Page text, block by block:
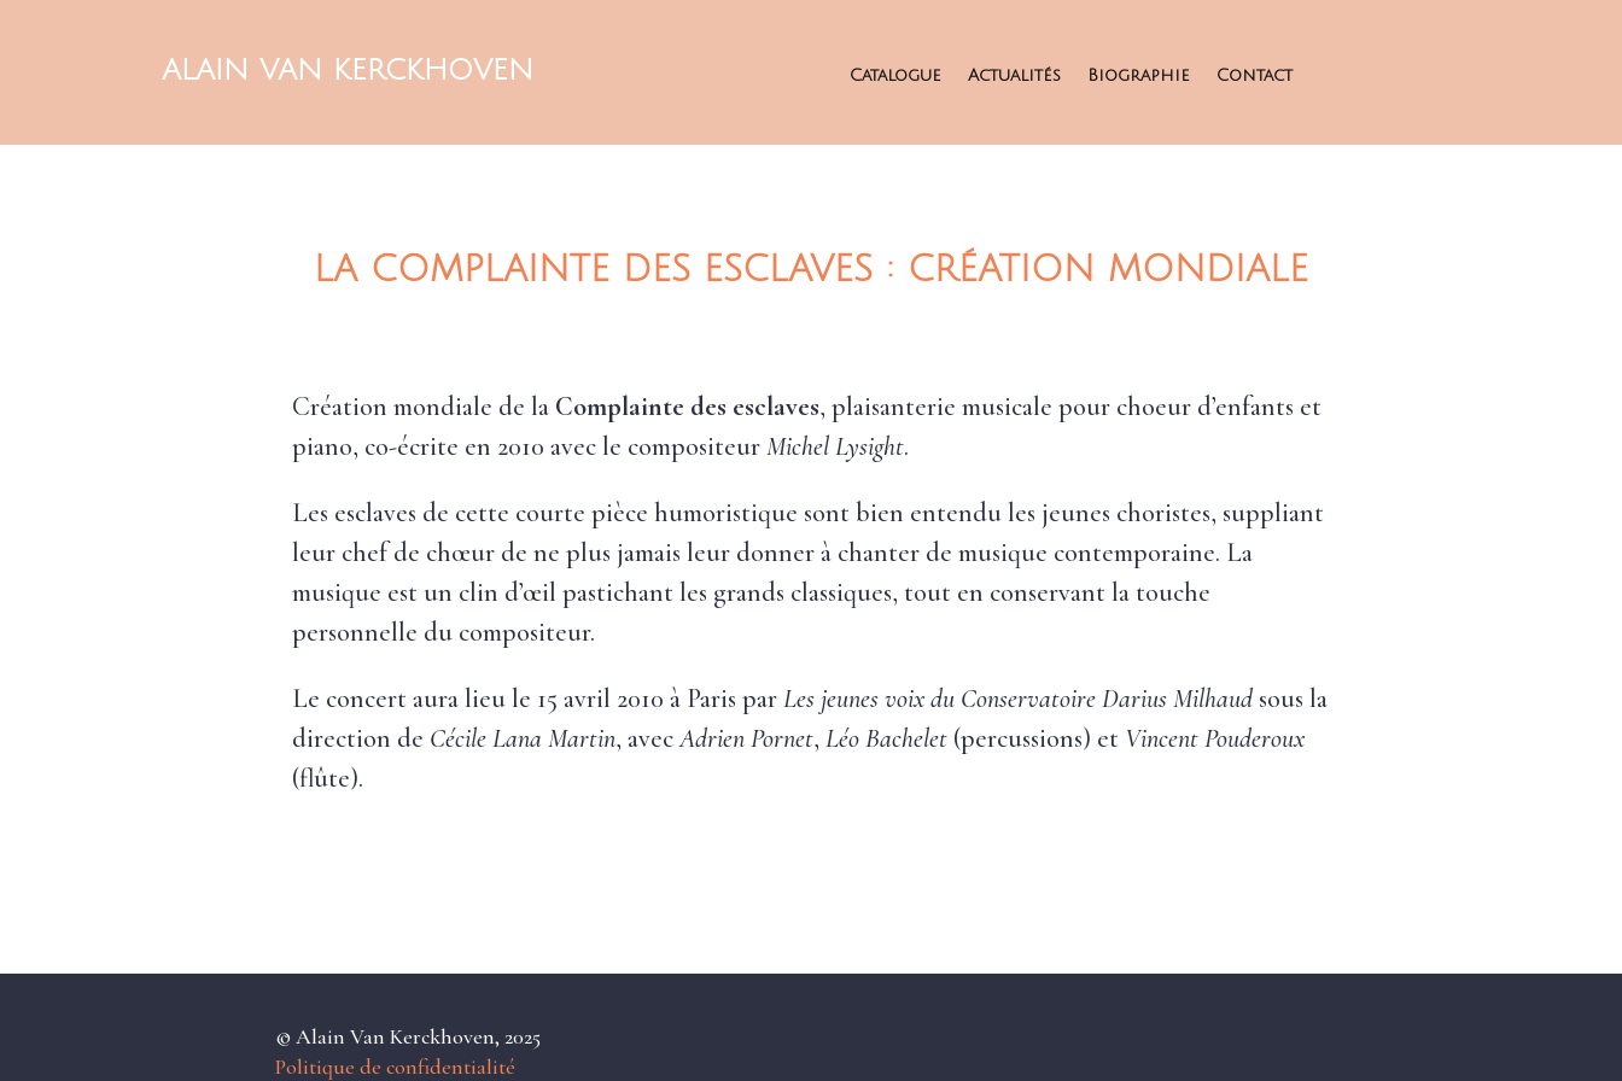
ALAIN VAN KERCKHOVEN Catalogue Actualités Biographie Contact
LA COMPLAINTE DES ESCLAVES : CRÉATION MONDIALE
Création mondiale de la Complainte des esclaves, plaisanterie musicale pour choeur d’enfants et
piano, co-écrite en 2010 avec le compositeurMichel Lysight.
Les esclaves de cette courte pièce humoristique sont bien entendu les jeunes choristes, suppliant
leur chef de chœur de ne plus jamais leur donner à chanter de musique contemporaine. La
musique est un clin d’œil pastichant les grands classiques, tout en conservant la touche
personnelle du compositeur.
Le concert aura lieu le 15 avril 2010 à Paris parLes jeunes voix du Conservatoire Darius Milhaudsous la
direction de Cécile Lana Martin, avecAdrien Pornet, Léo Bachelet(percussions) et Vincent Pouderoux
(flûte).
© Alain Van Kerckhoven, 2025
Politique de confidentialité